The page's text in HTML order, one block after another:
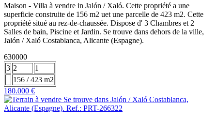
Maison - Villa à vendre in Jalón / Xaló. Cette propriété a une
superficie construite de 156 m2 uet une parcelle de 423 m2. Cette
propriété situé au rez-de-chaussée. Dispose d' 3 Chambres et 2
Salles de bain, Piscine et Jardin. Se trouve dans dehors de la ville,
Jalón / Xaló Costablanca, Alicante (Espagne).
630000
3 2
1
156 / 423 m2
180.000 €